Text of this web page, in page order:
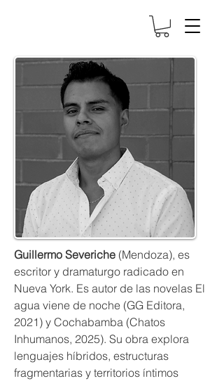
Guillermo Severiche (Mendoza), es
escritor y dramaturgo radicado en
Nueva York. Es autor de las novelas El
agua viene de noche (GG Editora,
2021) y Cochabamba (Chatos
Inhumanos, 2025). Su obra explora
lenguajes híbridos, estructuras
fragmentarias y territorios íntimos